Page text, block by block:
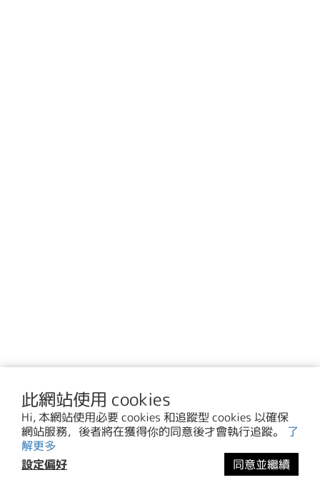
此網站使用 cookies
Hi, 本網站使用必要 cookies 和追蹤型 cookies 以確保
網站服務，後者將在獲得你的同意後才會執行追蹤。 了
解更多
設定偏好
同意並繼續
立即購買